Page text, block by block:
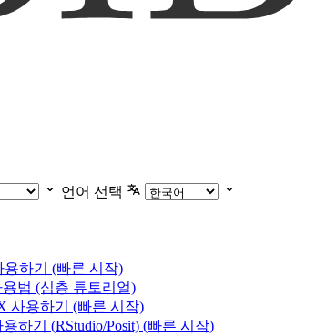
언어 선택
용하기 (빠른 시작)
용법 (심층 튜토리얼)
사용하기 (빠른 시작)
용하기 (RStudio/Posit) (빠른 시작)